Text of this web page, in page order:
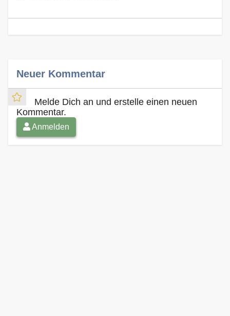
Neuer Kommentar
Melde Dich an und erstelle einen neuen
Kommentar.
Anmelden